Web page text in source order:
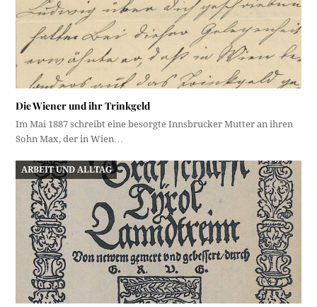
Die Wiener und ihr Trinkgeld
Im Mai 1887 schreibt eine besorgte Innsbrucker Mutter an ihren
Sohn Max, der in Wien…
ARBEIT UND ALLTAG